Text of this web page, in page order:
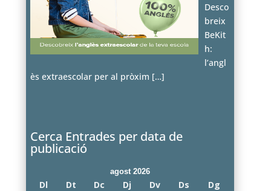
Desco
breix
BeKit
h:
l’angl
ès extraescolar per al pròxim […]
Cerca Entrades per data de
publicació
agost 2026
Dl Dt Dc Dj Dv Ds Dg